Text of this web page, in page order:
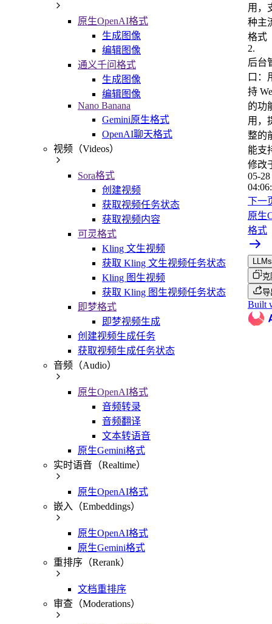
原生OpenAI格式
生成图像
编辑图像
通义千问格式
生成图像
编辑图像
Nano Banana
Gemini原生格式
OpenAI聊天格式
视频（Videos）
Sora格式
创建视频
获取视频任务状态
获取视频内容
可灵格式
Kling 文生视频
获取 Kling 文生视频任务状态
Kling 图生视频
获取 Kling 图生视频任务状态
即梦格式
即梦视频生成
创建视频生成任务
获取视频生成任务状态
音频（Audio）
原生OpenAI格式
音频转录
音频翻译
文本转语音
原生Gemini格式
实时语音（Realtime）
原生OpenAI格式
嵌入（Embeddings）
原生OpenAI格式
原生Gemini格式
重排序（Rerank）
文档重排序
审查（Moderations）
用，
种主
格式
2.
后台
口：
持
的功
用，
整的
能支
修改
05-28
下一
原生
格式
克
导
Built